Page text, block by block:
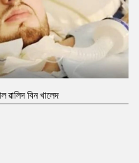
বিন খালেদ